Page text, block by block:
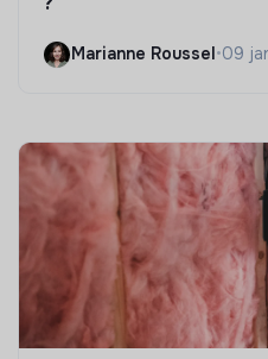
Marianne Roussel •09